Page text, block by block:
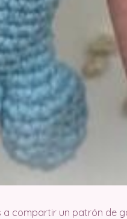
a compartir un patrón de